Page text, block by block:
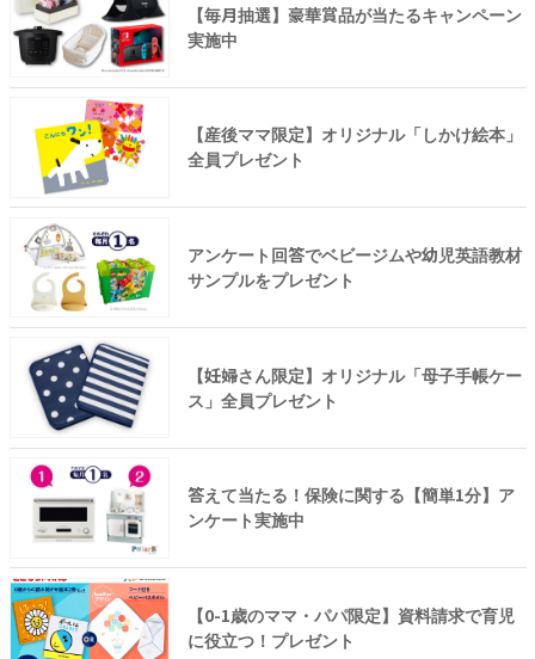
【毎月抽選】豪華賞品が当たるキャンペーン
実施中
【産後ママ限定】オリジナル「しかけ絵本」
全員プレゼント
アンケート回答でベビージムや幼児英語教材
サンプルをプレゼント
【妊婦さん限定】オリジナル「母子手帳ケー
ス」全員プレゼント
答えて当たる！保険に関する【簡単1分】ア
ンケート実施中
【0-1歳のママ・パパ限定】資料請求で育児
に役立つ！プレゼント